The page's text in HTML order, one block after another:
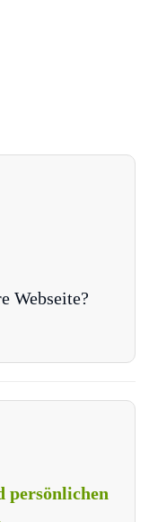
Webseite?
persönlichen